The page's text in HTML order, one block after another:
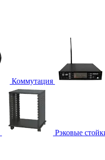
Коммутация
Рэковые